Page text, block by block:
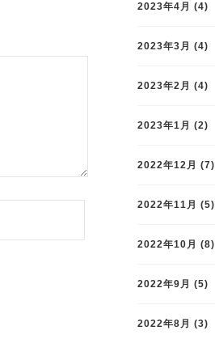
2023年4月 (4)
2023年3月 (4)
2023年2月 (4)
2023年1月 (2)
2022年12月 (7)
2022年11月 (5)
2022年10月 (8)
2022年9月 (5)
2022年8月 (3)